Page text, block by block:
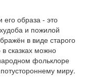
его образа - это
и пожилой
в виде старого
сказках можно
фольклоре
миру.